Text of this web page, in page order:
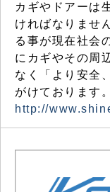
カギやドアーは
ければなりませ
る事が現在社会
にカギやその周
なく「より安全
がけております。
http://